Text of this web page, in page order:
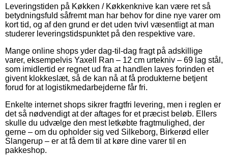
Leveringstiden på Køkken / Køkkenknive kan være ret så
betydningsfuld såfremt man har behov for dine nye varer om
kort tid, og af den grund er det uden tvivl væsentligt at man
studerer leveringstidspunktet på den respektive vare.
Mange online shops yder dag-til-dag fragt på adskillige
varer, eksempelvis Yaxell Ran – 12 cm urtekniv – 69 lag stål,
som imidlertid er regnet ud fra at handlen laves forinden et
givent klokkeslæt, så de kan nå at få produkterne betjent
forud for at logistikmedarbejderne får fri.
Enkelte internet shops sikrer fragtfri levering, men i reglen er
det så nødvendigt at der aftages for et præcist beløb. Ellers
skulle du udvælge den mest letkøbte fragtmulighed, der
gerne – om du opholder sig ved Silkeborg, Birkerød eller
Slangerup – er at få dem til at køre dine varer til en
pakkeshop.